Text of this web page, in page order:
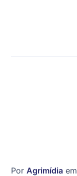
Por Agrimídia em